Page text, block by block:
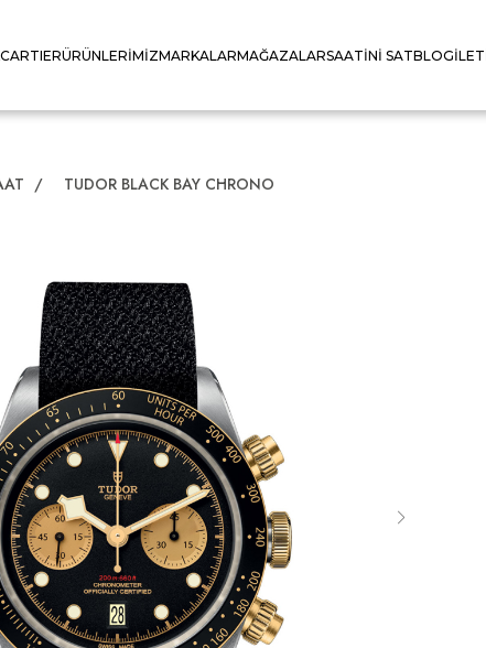
CARTIERÜRÜNLERIMIZMARKALARMAĞAZALARSAATINI SATBLOG
/
TUDOR BLACK BAY CHRONO